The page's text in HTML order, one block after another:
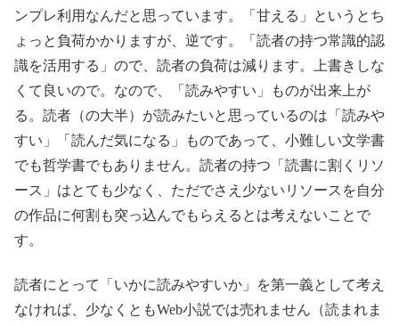
ンプレ利用なんだと思っています。「甘える」というとち
ょっと負荷かかりますが、逆です。「読者の持つ常識的認
識を活用する」ので、読者の負荷は減ります。上書きしな
くて良いので。なので、「読みやすい」ものが出来上が
る。読者（の大半）が読みたいと思っているのは「読みや
すい」「読んだ気になる」ものであって、小難しい文学書
でも哲学書でもありません。読者の持つ「読書に割くリソ
ース」はとても少なく、ただでさえ少ないリソースを自分
の作品に何割も突っ込んでもらえるとは考えないことで
す。
読者にとって「いかに読みやすいか」を第一義として考え
なければ、少なくともWeb小説では売れません（読まれま